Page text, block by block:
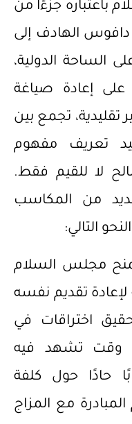
باعتباره جزءًا من
الهادف إلى
الساحة الدولية،
على إعادة صياغة
تقليدية، تجمع بين
تعريف مفهوم
لا للقيم فقط.
من المكاسب
التالي:
مجلس السلام
تقديم نفسه
اختراقات في
وقت تشهد فيه
حادًا حول كلفة
مع المزاج